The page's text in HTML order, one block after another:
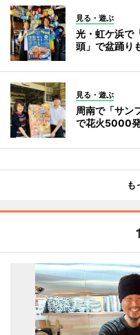
見る・遊ぶ
光・虹ケ浜で
頭」で盆踊り
見る・遊ぶ
周南で「サ
で花火5000
も